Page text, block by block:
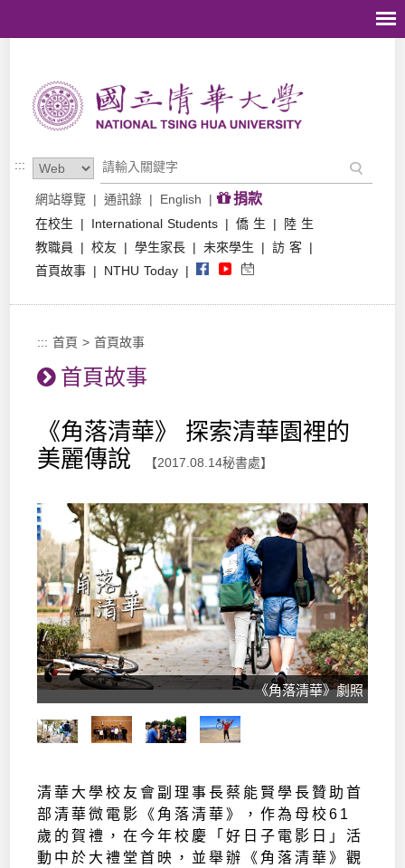
:::
網站導覽 | 通訊錄 | English | 捐款
在校生 | International Students | 僑 生 |
陸 生
教職員
| 校友 | 學生家長 | 未來學生 | 訪 客 |
首頁故事 | NTHU Today |
::: 首頁 >首頁故事
首頁故事
《角落清華》 探索清華園裡的
美麗傳說
【2017.08.14秘書處】
《角落清華》劇照
清華大學校友會副理事長蔡能賢學長贊助首
部清華微電影《角落清華》，作為母校61
歲的賀禮，在今年校慶「好日子電影日」活
動中於大禮堂首映，並舉辦《角落清華》觀